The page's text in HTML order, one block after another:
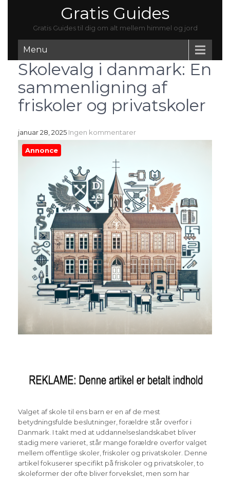
Gratis Guides
Gratis Guides til dig om alt mellem himmel og jord
Menu
Skolevalg i danmark: En
sammenligning af
friskoler og privatskoler
januar 28, 2025 Ingen kommentarer
Annonce
Valget af skole til ens barn er en af de mest
betydningsfulde beslutninger, forældre står overfor i
Danmark. I takt med at uddannelseslandskabet bliver
stadig mere varieret, står mange forældre overfor valget
mellem offentlige skoler, friskoler og privatskoler. Denne
artikel fokuserer specifikt på friskoler og privatskoler, to
skoleformer der ofte bliver forvekslet, men som har